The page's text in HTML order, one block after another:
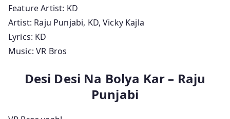
Feature Artist: KD
Artist: Raju Punjabi, KD, Vicky Kajla
Lyrics: KD
Music: VR Bros
Desi Desi Na Bolya Kar – Raju
Punjabi